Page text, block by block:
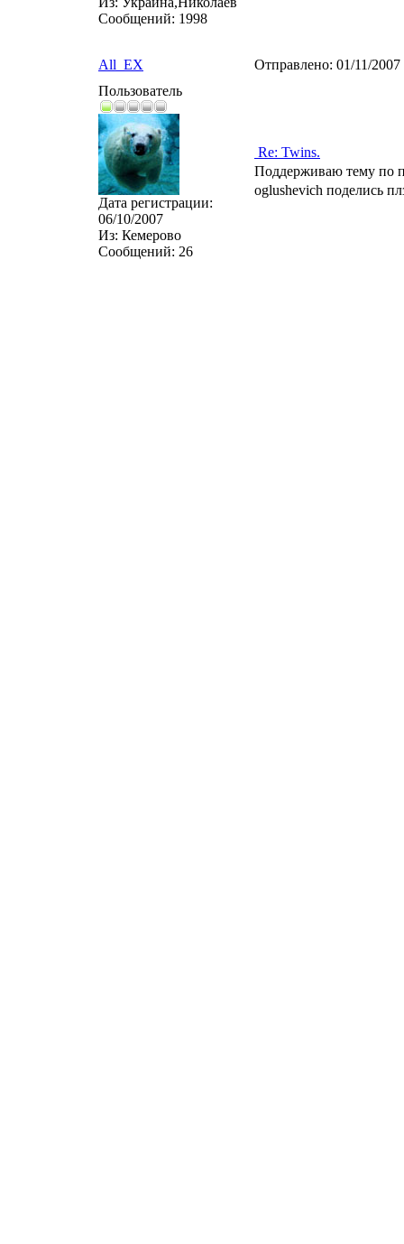
Сообщений: 1998
All_EX Отправлено: 01/11/
Пользователь
Дата регистрации:
06/10/2007
Из: Кемерово
Сообщений: 26
Re: Twins.
Поддерживаю тему по
oglushevich поделись